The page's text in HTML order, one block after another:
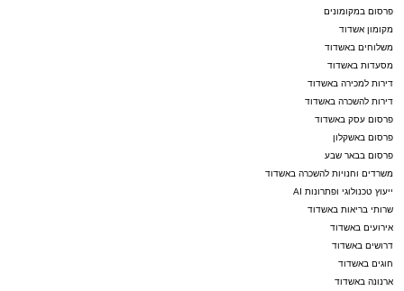
פרסום במקומונים
מקומון אשדוד
משלוחים באשדוד
מסעדות באשדוד
דירות למכירה באשדוד
דירות להשכרה באשדוד
פרסום עסק באשדוד
פרסום באשקלון
פרסום בבאר שבע
משרדים וחנויות להשכרה באשדוד
ייעוץ טכנולוגי ופתרונות AI
שרותי בריאות באשדוד
אירועים באשדוד
דרושים באשדוד
חוגים באשדוד
ארנונה באשדוד